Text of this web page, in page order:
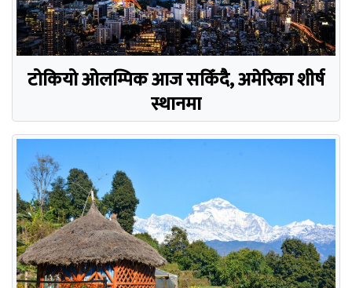
टोकियो ओलम्पिक आज सकिँदै, अमेरिका शीर्ष
स्थानमा